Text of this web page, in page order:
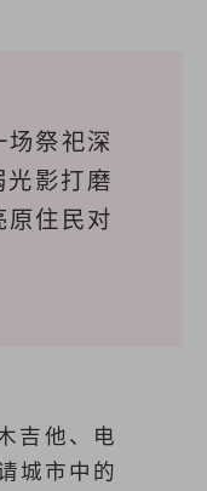
祭祀深
影打磨
住民对
吉他、电
城市中的